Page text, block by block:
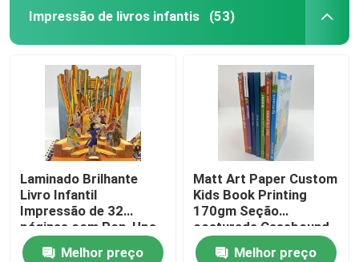
Impressão de livros infantis (53)
Laminado Brilhante
Livro Infantil
Impressão de 32
páginas com Pop-Ups
em tamanho 8.5x11
Melhor preço
Matt Art Paper Custom
Kids Book Printing
170gm Seção
costurada Casebound
Melhor preço